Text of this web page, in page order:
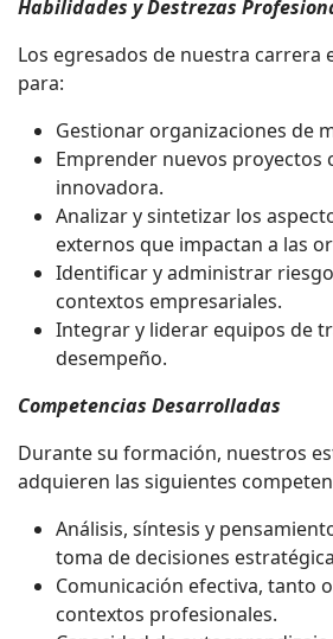
Habilidades y Destrezas
Los egresados de nuestra carrera
para:
Gestionar organizaciones de
Emprender nuevos proyectos
innovadora.
Analizar y sintetizar los
externos que impactan a las
Identificar y administrar
contextos empresariales.
Integrar y liderar equipos de
desempeño.
Competencias Desarrolladas
Durante su formación, nuestros
adquieren las siguientes
Análisis, síntesis y
toma de decisiones
Comunicación efectiva, tanto
contextos profesionales.